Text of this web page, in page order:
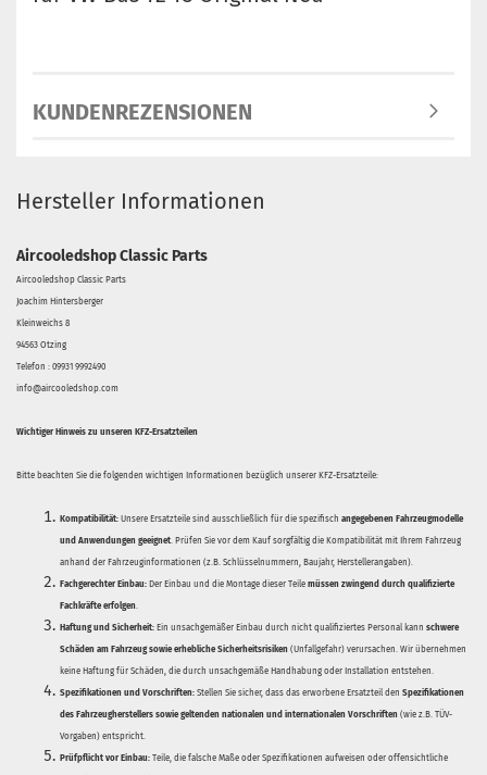
KUNDENREZENSIONEN
Hersteller Informationen
Aircooledshop Classic Parts
Aircooledshop Classic Parts
Joachim Hintersberger
Kleinweichs 8
94563 Otzing
Telefon : 09931 9992490
info@aircooledshop.com
Wichtiger Hinweis zu unseren KFZ-Ersatzteilen
Bitte beachten Sie die folgenden wichtigen Informationen bezüglich unserer KFZ-Ersatzteile:
Kompatibilität: Unsere Ersatzteile sind ausschließlich für die spezifisch angegebenen Fahrzeugmodelle
und Anwendungen geeignet. Prüfen Sie vor dem Kauf sorgfältig die Kompatibilität mit Ihrem Fahrzeug
anhand der Fahrzeuginformationen (z.B. Schlüsselnummern, Baujahr, Herstellerangaben).
Fachgerechter Einbau: Der Einbau und die Montage dieser Teile müssen zwingend durch qualifizierte
Fachkräfte erfolgen.
Haftung und Sicherheit: Ein unsachgemäßer Einbau durch nicht qualifiziertes Personal kann schwere
Schäden am Fahrzeug sowie erhebliche Sicherheitsrisiken (Unfallgefahr) verursachen. Wir übernehmen
keine Haftung für Schäden, die durch unsachgemäße Handhabung oder Installation entstehen.
Spezifikationen und Vorschriften: Stellen Sie sicher, dass das erworbene Ersatzteil den Spezifikationen
des Fahrzeugherstellers sowie geltenden nationalen und internationalen Vorschriften (wie z.B. TÜV-
Vorgaben) entspricht.
Prüfpflicht vor Einbau: Teile, die falsche Maße oder Spezifikationen aufweisen oder offensichtliche